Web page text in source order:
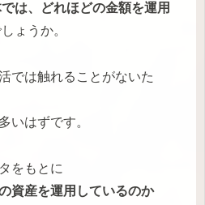
は、どれほどの金額を運用
ょうか。
では触れることがないた
いはずです。
をもとに
資産を運用しているのか